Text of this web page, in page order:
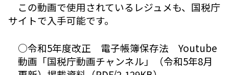
この動画で使用されているレジュメも、国税庁
サイトで入手可能です。
○令和5年度改正 電子帳簿保存法 Youtube
動画「国税庁動画チャンネル」（令和5年8月